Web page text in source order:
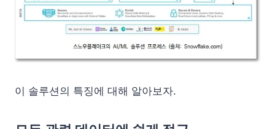
이 솔루션의 특징에 대해 알아보자.